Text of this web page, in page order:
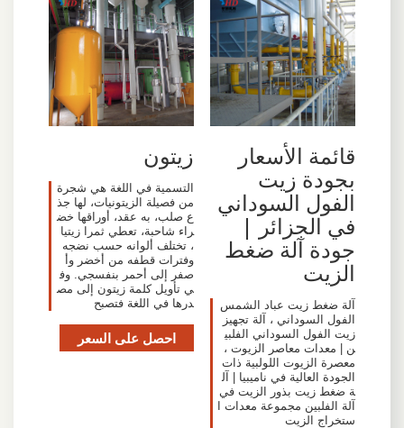
قائمة الأسعار
بجودة زيت
الفول السوداني
في الجزائر |
جودة آلة ضغط
الزيت
آلة ضغط زيت عباد الشمس
الفول السوداني ، آلة تجهيز
زيت الفول السوداني الفلبي
ن | معدات معاصر الزيوت ،
معصرة الزيوت اللولبية ذات
الجودة العالية في ناميبيا | آل
ة ضغط زيت بذور الزيت في
آلة الفلبين مجموعة معدات ا
ستخراج الزيت
زيتون
التسمية في اللغة هي شجرة
من فصيلة الزيتونيات، لها جذ
ع صلب، به عقد، أوراقها خض
راء شاحبة، تعطي ثمرا زيتيا
، تختلف ألوانه حسب نضجه
وفترات قطفه من أخضر وأ
صفر إلى أحمر بنفسجي. وف
ي تأويل كلمة زيتون إلى مص
درها في اللغة فتصبح
احصل على السعر